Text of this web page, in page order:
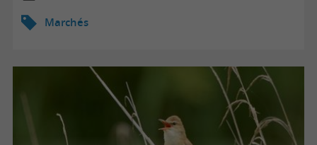
Marchés